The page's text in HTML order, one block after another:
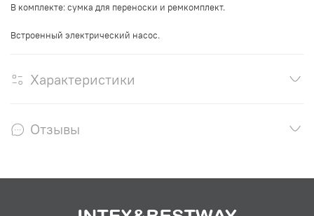
В комплекте:сумка для переноски и ремкомплект.
Встроенный электрический насос.
Характеристики
Отзывы